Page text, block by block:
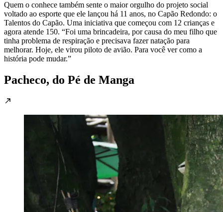
Quem o conhece também sente o maior orgulho do projeto social
voltado ao esporte que ele lançou há 11 anos, no Capão Redondo: o
Talentos do Capão. Uma iniciativa que começou com 12 crianças e
agora atende 150. “Foi uma brincadeira, por causa do meu filho que
tinha problema de respiração e precisava fazer natação para
melhorar. Hoje, ele virou piloto de avião. Para você ver como a
história pode mudar.”
Pacheco, do Pé de Manga